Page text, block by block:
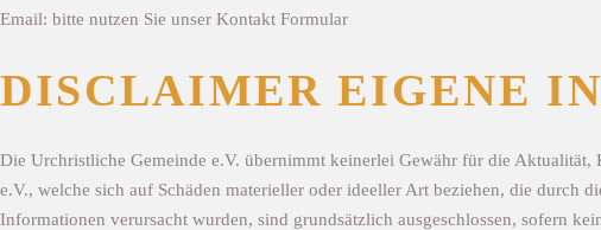
Email: bitte nutzen Sie unser Kontakt Formular
DISCLAIMER EIGENE
Die Urchristliche Gemeinde e.V. übernimmt keinerlei Gewähr für die
e.V., welche sich auf Schäden materieller oder ideeller Art beziehen, die
Informationen verursacht wurden, sind grundsätzlich ausgeschlossen, sofern